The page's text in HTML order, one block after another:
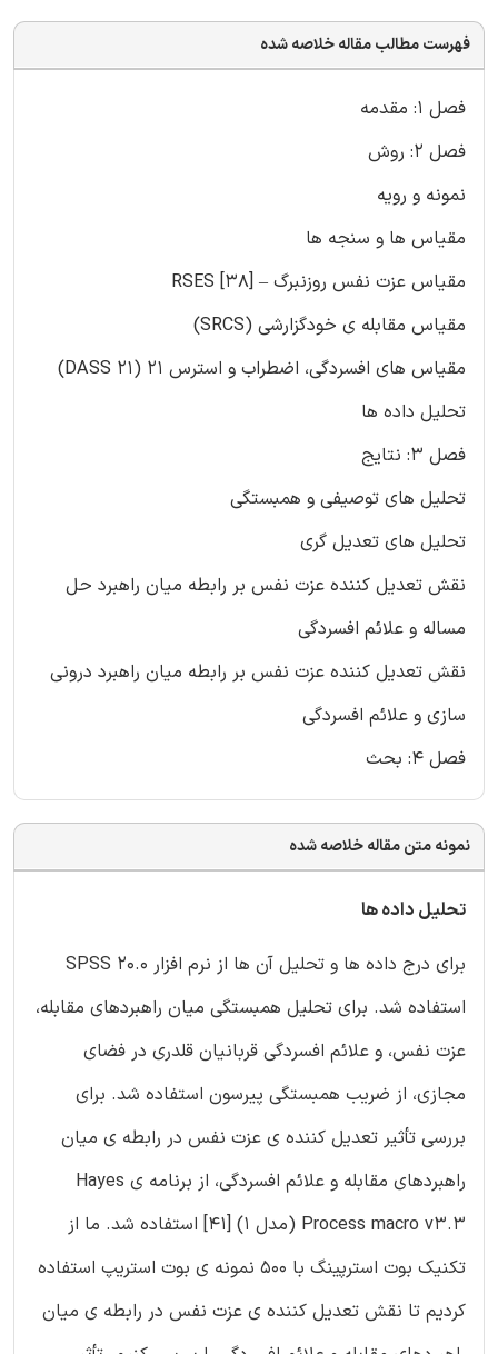
فهرست مطالب مقاله خلاصه شده
فصل 1: مقدمه
فصل 2: روش
نمونه و رویه
مقیاس ها و سنجه ها
مقیاس عزت نفس روزنبرگ – RSES [38]
مقیاس مقابله ی خودگزارشی (SRCS)
مقیاس های افسردگی، اضطراب و استرس 21 (DASS 21)
تحلیل داده ها
فصل 3: نتایج
تحلیل های توصیفی و همبستگی
تحلیل های تعدیل گری
نقش تعدیل کننده عزت نفس بر رابطه میان راهبرد حل
مساله و علائم افسردگی
نقش تعدیل کننده عزت نفس بر رابطه میان راهبرد درونی
سازی و علائم افسردگی
فصل 4: بحث
نمونه متن مقاله خلاصه شده
تحلیل داده ها
برای درج داده ها و تحلیل آن ها از نرم افزار SPSS 20.0
استفاده شد. برای تحلیل همبستگی میان راهبردهای مقابله،
عزت نفس، و علائم افسردگی قربانیان قلدری در فضای
مجازی، از ضریب همبستگی پیرسون استفاده شد. برای
بررسی تأثیر تعدیل کننده ی عزت نفس در رابطه ی میان
راهبردهای مقابله و علائم افسردگی، از برنامه ی Hayes
Process macro v3.3 (مدل 1) [41] استفاده شد. ما از
تکنیک بوت استرپینگ با 500 نمونه ی بوت استریپ استفاده
کردیم تا نقش تعدیل کننده ی عزت نفس در رابطه ی میان